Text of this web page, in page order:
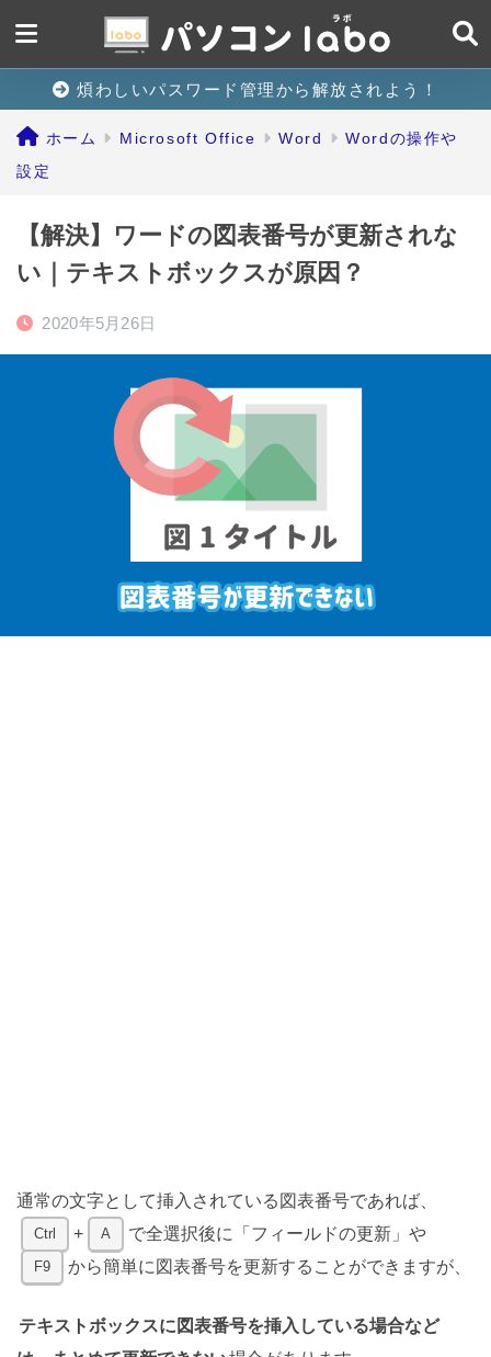
煩わしいパスワード管理から解放されよう！
ホーム Microsoft Office Word
Wordの操作や
設定
【解決】ワードの図表番号が更新されな
い｜テキストボックスが原因？
2020年5月26日
通常の文字として挿入されている図表番号であれば、
Ctrl + A で全選択後に「フィールドの更新」や
F9 から簡単に図表番号を更新することができますが、
テキストボックスに図表番号を挿入している場合など